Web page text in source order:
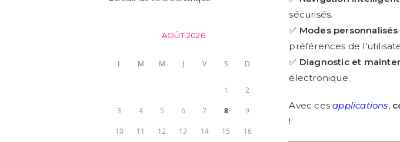
sécurisés.
✅ Modes personnalisés
préférences de
✅ Diagnostic et
électronique.
Avec cesapplications,
!
AOÛT 2026
L M M J V S D
1 2
3 4 5 6 7 8 9
10 11 12 13 14 15 16